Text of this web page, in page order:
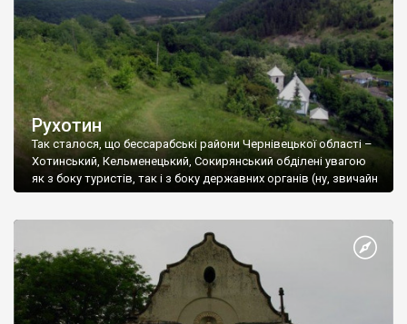
Рухотин
Так сталося, що бессарабські райони Чернівецької області –
Хотинський, Кельменецький, Сокирянський обділені увагою
як з боку туристів, так і з боку державних органів (ну, звичайн